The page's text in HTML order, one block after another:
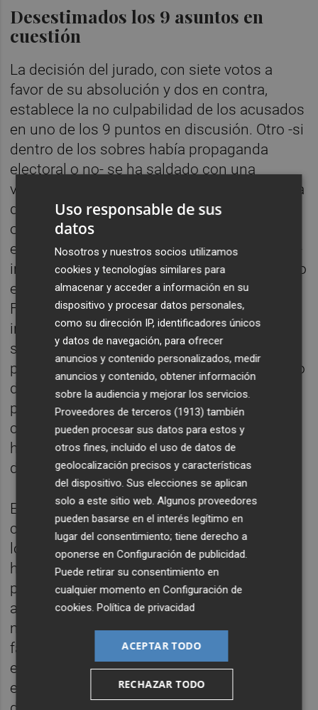
Desestimados los 9 asuntos en
cuestión
La decisión del jurado, con siete votos a
favor de su absolución y dos en contra,
establece la no culpabilidad de los acusados
en uno de los 9 puntos en discusión. Otro -si
dentro de los sobres había propaganda
electoral o no- se ha saldado con una
votación en contra de 5 a 4 y ha invalidado la
deliberación de otras cuestiones. A su vez,
otros asuntos, como la acusación del
exconcejal del PPJuan José Pérez Macián
-
impulsor de la querella que ha desembocado
en el juicio- de que existía un video en
Facebook en que se veía a los acusados
insertar la propaganda electoral en los
sobres; o el envío de un correo del exedil
popular a la junta electoral, también han sido
desestimados por la ausencia manifiesta de
pruebas. Así, los 9 puntos en discusión, que
constaban en las preguntas que el tribunal
había trasladado al jurado, han quedado
desestimados.
Es por ello que, mientras la fiscalía no
contemplaba responsabilidad alguna para
los acusados -e incluso en su alegato final
hizo una defensa de ellos-, la acusación
particular -el PP- pedía para Nomdedéu seis
años de prisión por los delitos de
malversación de caudales públicos y
falsedad documental. Para Brancal y el
exasesor
Miquel Torresla pena solicitada
era de 3 años por malversación. La
Uso responsable de sus
datos
Nosotros y nuestros socios utilizamos
cookies y tecnologías similares para
almacenar y acceder a información en su
dispositivo y procesar datos personales,
como su dirección IP, identificadores únicos
y datos de navegación, para ofrecer
anuncios y contenido personalizados, medir
anuncios y contenido, obtener información
sobre la audiencia y mejorar los servicios.
Proveedores de terceros (1913) también
pueden procesar sus datos para estos y
otros fines, incluido el uso de datos de
geolocalización precisos y características
del dispositivo. Sus elecciones se aplican
solo a este sitio web. Algunos proveedores
pueden basarse en el interés legítimo en
lugar del consentimiento; tiene derecho a
oponerse enConfiguración de publicidad
Puede retirar su consentimiento en
cualquier momento enConfiguración de
cookies .Política de privacidad
ACEPTAR TODO
RECHAZAR TODO